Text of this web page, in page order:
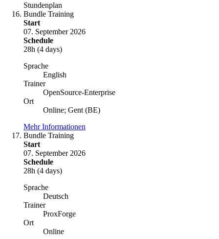
Stundenplan
Bundle Training
Start
07. September 2026
Schedule
28h (4 days)
Sprache
English
Trainer
OpenSource-Enterprise
Ort
Online; Gent (BE)
Mehr Informationen
Bundle Training
Start
07. September 2026
Schedule
28h (4 days)
Sprache
Deutsch
Trainer
ProxForge
Ort
Online